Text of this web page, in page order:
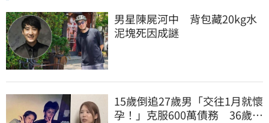
男星陳屍河中　背包藏20kg水
泥塊死因成謎
15歲倒追27歲男「交往1月就懷
孕！」克服600萬債務 36歲美